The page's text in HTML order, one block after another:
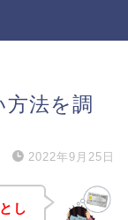
法を調
2022年9月25日
し